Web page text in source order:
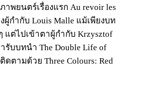
พยนตร์เรื่องแรก Au revoir les
ผู้กำกับ Louis Malle แม้เพียงบท
แต่ไปเข้าตาผู้กำกับ Krzysztof
รับบทนำ The Double Life of
ดตามด้วย Three Colours: Red